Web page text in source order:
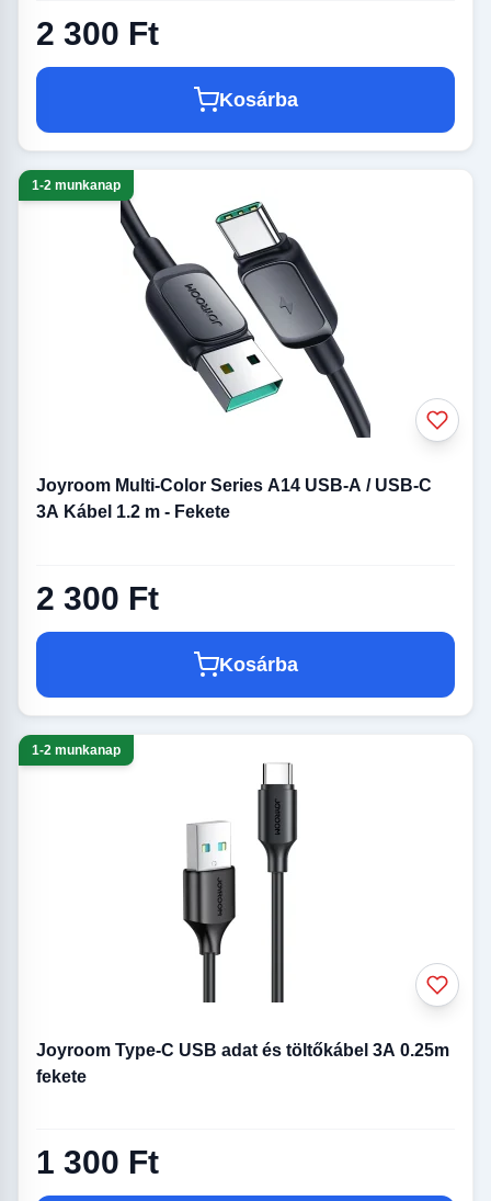
2 300 Ft
Kosárba
1-2 munkanap
Joyroom Multi-Color Series A14 USB-A / USB-C
3A Kábel 1.2 m - Fekete
2 300 Ft
Kosárba
1-2 munkanap
Joyroom Type-C USB adat és töltőkábel 3A 0.25m
fekete
1 300 Ft